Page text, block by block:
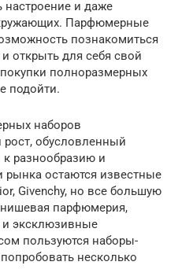
настроение и даже
Парфюмерные
познакомиться
открыть для себя свой
полноразмерных
подойти.
наборов
рост, обусловленный
к разнообразию и
остаются известные
Givenchy, но все большую
нишевая парфюмерия,
и эксклюзивные
пользуются наборы-
несколько